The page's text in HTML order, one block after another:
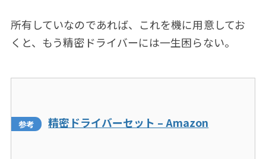
所有していなのであれば、これを機に用意してお
くと、もう精密ドライバーには一生困らない。
精密ドライバーセット – Amazon